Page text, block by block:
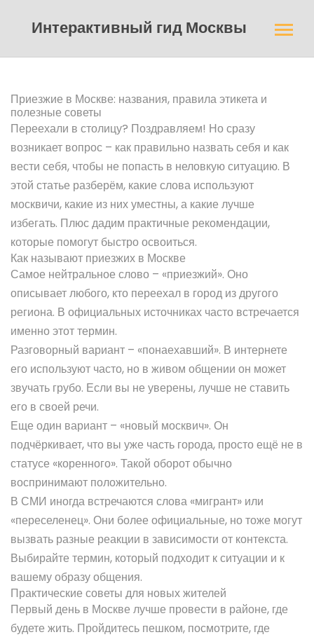
Интерактивный гид Москвы
Приезжие в Москве: названия, правила этикета и
полезные советы
Переехали в столицу? Поздравляем! Но сразу
возникает вопрос – как правильно назвать себя и как
вести себя, чтобы не попасть в неловкую ситуацию. В
этой статье разберём, какие слова используют
москвичи, какие из них уместны, а какие лучше
избегать. Плюс дадим практичные рекомендации,
которые помогут быстро освоиться.
Как называют приезжих в Москве
Самое нейтральное слово – «приезжий». Оно
описывает любого, кто переехал в город из другого
региона. В официальных источниках часто встречается
именно этот термин.
Разговорный вариант – «понаехавший». В интернете
его используют часто, но в живом общении он может
звучать грубо. Если вы не уверены, лучше не ставить
его в своей речи.
Еще один вариант – «новый москвич». Он
подчёркивает, что вы уже часть города, просто ещё не в
статусе «коренного». Такой оборот обычно
воспринимают положительно.
В СМИ иногда встречаются слова «мигрант» или
«переселенец». Они более официальные, но тоже могут
вызвать разные реакции в зависимости от контекста.
Выбирайте термин, который подходит к ситуации и к
вашему образу общения.
Практические советы для новых жителей
Первый день в Москве лучше провести в районе, где
будете жить. Пройдитесь пешком, посмотрите, где